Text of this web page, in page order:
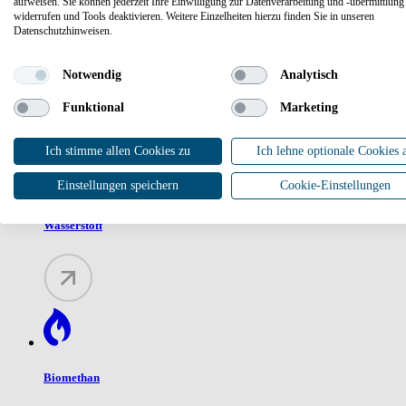
Nahwärmenetz
Wasserstoff
Biomethan
widerrufen und Tools deaktivieren. Weitere Einzelheiten hierzu finden Sie in unseren
Datenschutzhinweisen.
Notwendig Analytisch
Funktional Marketing
Ich stimme allen Cookies zu Ich lehne optionale Cookies
Einstellungen speichern Cookie-Einstellungen